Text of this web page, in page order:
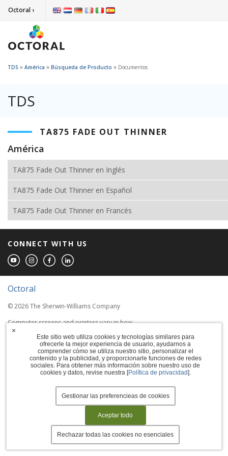
Octoral ›
TDS » América » Búsqueda de Producto » Documentos
TDS
TA875 FADE OUT THINNER
América
TA875 Fade Out Thinner en Inglés
TA875 Fade Out Thinner en Español
TA875 Fade Out Thinner en Francés
CONNECT WITH US
Octoral
© 2026 The Sherwin-Williams Company
Computer screens and printers vary in how
colors are displayed, so the colors you see
may not match the coating's actual color.
Terms of Use
Accessibility Statement
Este sitio web utiliza cookies y tecnologías similares para
ofrecerle la mejor experiencia de usuario, ayudarnos a
comprender cómo se utiliza nuestro sitio, personalizar el
contenido y la publicidad, y proporcionarle funciones de redes
sociales. Para obtener más información sobre nuestro uso de
cookies y datos, revise nuestra [Política de privacidad].
Gestionar las preferencieas de cookies
Aceptar todo
Rechazar todas las cookies no esenciales
×